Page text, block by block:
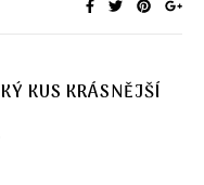
KUS KRÁSNĚJŠÍ